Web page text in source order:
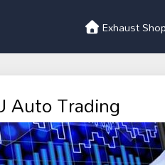
Exhaust
Auto Trading